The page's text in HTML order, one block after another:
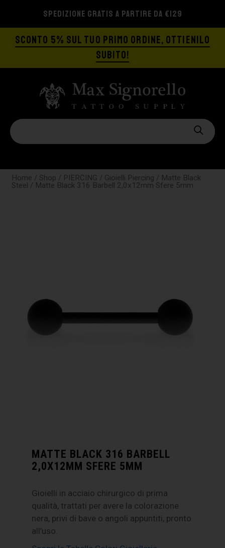
SPEDIZIONE GRATIS A PARTIRE DA €129
SCONTO 5% SUL TUO PRIMO ORDINE, OTTIENILO
SUBITO!
Home / Shop / PIERCING / Gioielli Piercing / Matte Black
Steel / Matte Black 316 Barbell 2,0x12mm Sfere 5mm
MATTE BLACK 316 BARBELL
2,0X12MM SFERE 5MM
Gioielli in acciaio chirurgico di prima
qualità, trattati per avere la colorazione
nera, privi di bave o angoli appuntiti, pronto
all’uso.